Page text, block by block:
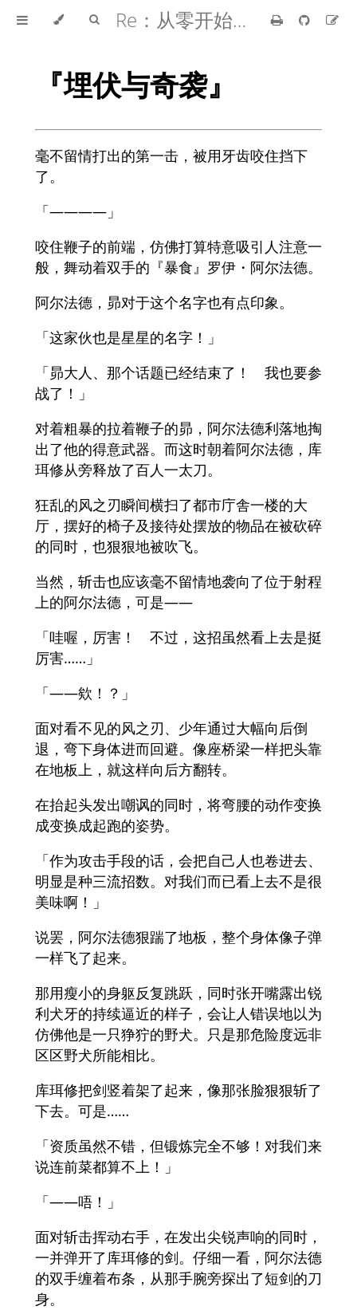
Re：从零开始的异世界生活
『埋伏与奇袭』
毫不留情打出的第一击，被用牙齿咬住挡下
了。
「――――」
咬住鞭子的前端，仿佛打算特意吸引人注意一
般，舞动着双手的『暴食』罗伊・阿尔法德。
阿尔法德，昴对于这个名字也有点印象。
「这家伙也是星星的名字！」
「昴大人、那个话题已经结束了！ 我也要参
战了！」
对着粗暴的拉着鞭子的昴，阿尔法德利落地掏
出了他的得意武器。而这时朝着阿尔法德，库
珥修从旁释放了百人一太刀。
狂乱的风之刃瞬间横扫了都市庁舎一楼的大
厅，摆好的椅子及接待处摆放的物品在被砍碎
的同时，也狠狠地被吹飞。
当然，斩击也应该毫不留情地袭向了位于射程
上的阿尔法德，可是――
「哇喔，厉害！ 不过，这招虽然看上去是挺
厉害……」
「――欸！？」
面对看不见的风之刃、少年通过大幅向后倒
退，弯下身体进而回避。像座桥梁一样把头靠
在地板上，就这样向后方翻转。
在抬起头发出嘲讽的同时，将弯腰的动作变换
成变换成起跑的姿势。
「作为攻击手段的话，会把自己人也卷进去、
明显是种三流招数。对我们而已看上去不是很
美味啊！」
说罢，阿尔法德狠踹了地板，整个身体像子弹
一样飞了起来。
那用瘦小的身躯反复跳跃，同时张开嘴露出锐
利犬牙的持续逼近的样子，会让人错误地以为
仿佛他是一只狰狞的野犬。只是那危险度远非
区区野犬所能相比。
库珥修把剑竖着架了起来，像那张脸狠狠斩了
下去。可是……
「资质虽然不错，但锻炼完全不够！对我们来
说连前菜都算不上！」
「――唔！」
面对斩击挥动右手，在发出尖锐声响的同时，
一并弹开了库珥修的剑。仔细一看，阿尔法德
的双手缠着布条，从那手腕旁探出了短剑的刀
身。